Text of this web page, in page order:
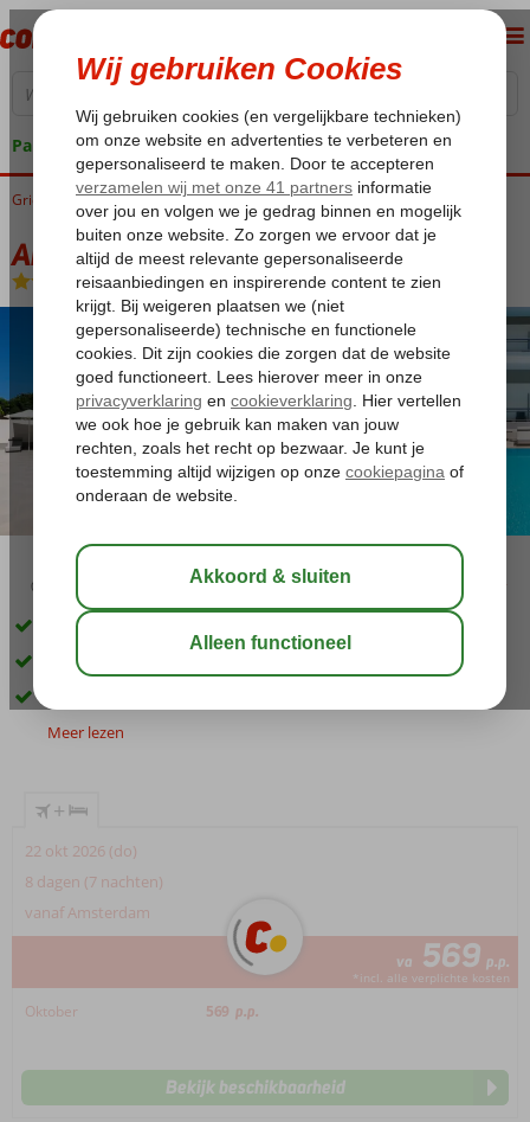
Pakketgarantie
Home
Griekenland Rhodos Rhodos-Stad Angela Hotel Downtown
Angela Hotel Downtown
Logies en ontbijt -Hotel
03:45 aug 32°C
Gelegen in Rhodos-Stad
Op korte afstand van het strand
Meer lezen
+
22 okt 2026 (do)
8 dagen (7 nachten)
vanaf Amsterdam
va 569 p.p.
*incl. alle verplichte kosten
Oktober 569 p.p.
Bekijk beschikbaarheid